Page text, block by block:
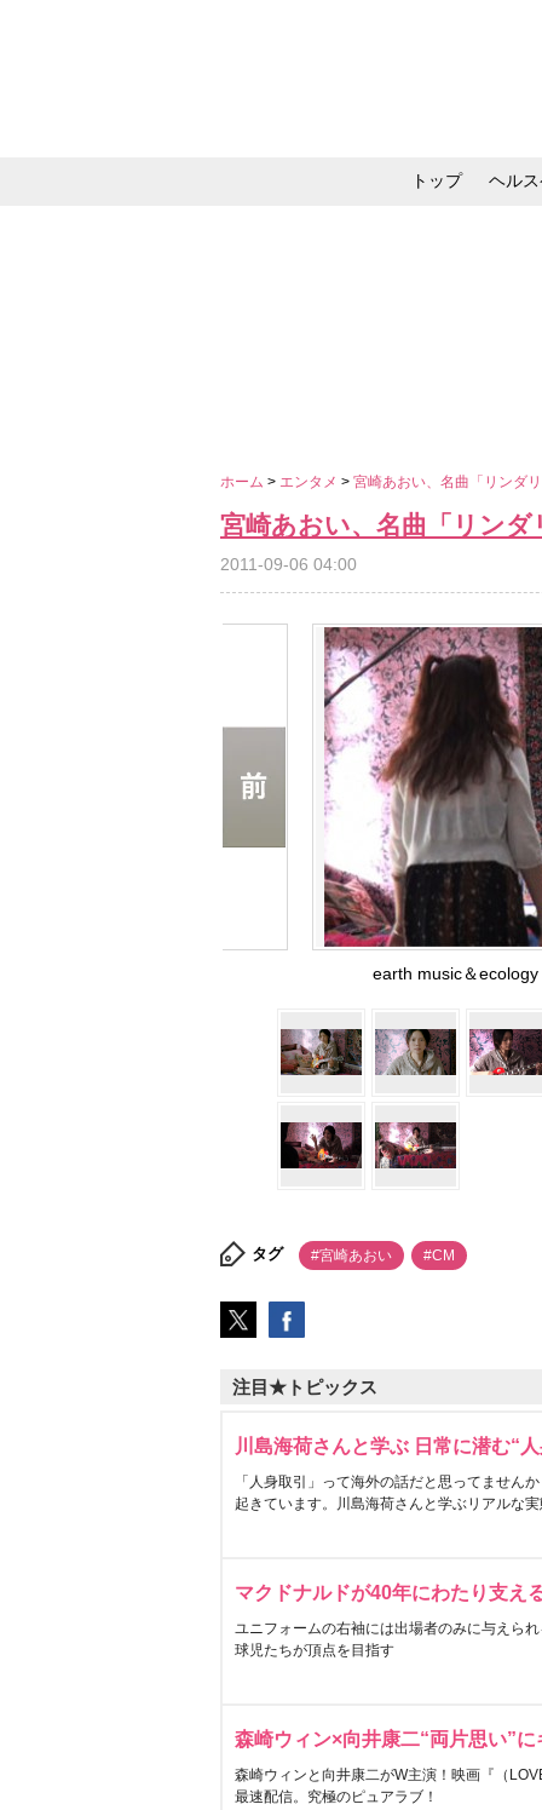
トップ ヘル
ホーム > エンタメ > 宮崎あおい、名曲「リンダ
宮崎あおい、名曲「リン
2011-09-06 04:00
earth music＆
タグ #宮崎あおい #CM
注目★トピックス
川島海荷さんと学ぶ 日常に潜む“
「人身取引」って海外の話だと思ってません
起きています。川島海荷さんと学ぶリアルな
マクドナルドが40年にわたり支え
ユニフォームの右袖には出場者のみに与えら
球児たちが頂点を目指す
森崎ウィン×向井康二“両片思い”
森崎ウィンと向井康二がW主演！映画『（
最速配信。究極のピュアラブ！